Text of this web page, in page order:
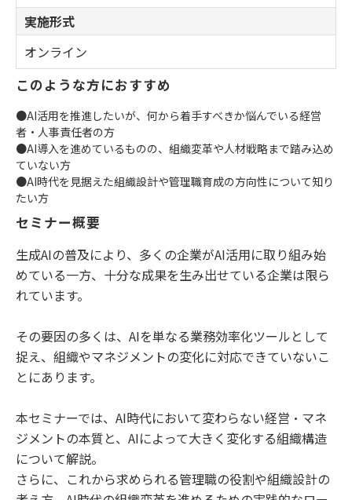
実施形式
オンライン
このような方におすすめ
●AI活用を推進したいが、何から着手すべきか悩んでいる経営
者・人事責任者の方
●AI導入を進めているものの、組織変革や人材戦略まで踏み込め
ていない方
●AI時代を見据えた組織設計や管理職育成の方向性について知り
たい方
セミナー概要
生成AIの普及により、多くの企業がAI活用に取り組み始
めている一方、十分な成果を生み出せている企業は限ら
れています。
その要因の多くは、AIを単なる業務効率化ツールとして
捉え、組織やマネジメントの変化に対応できていないこ
とにあります。
本セミナーでは、AI時代において変わらない経営・マネ
ジメントの本質と、AIによって大きく変化する組織構造
について解説。
さらに、これから求められる管理職の役割や組織設計の